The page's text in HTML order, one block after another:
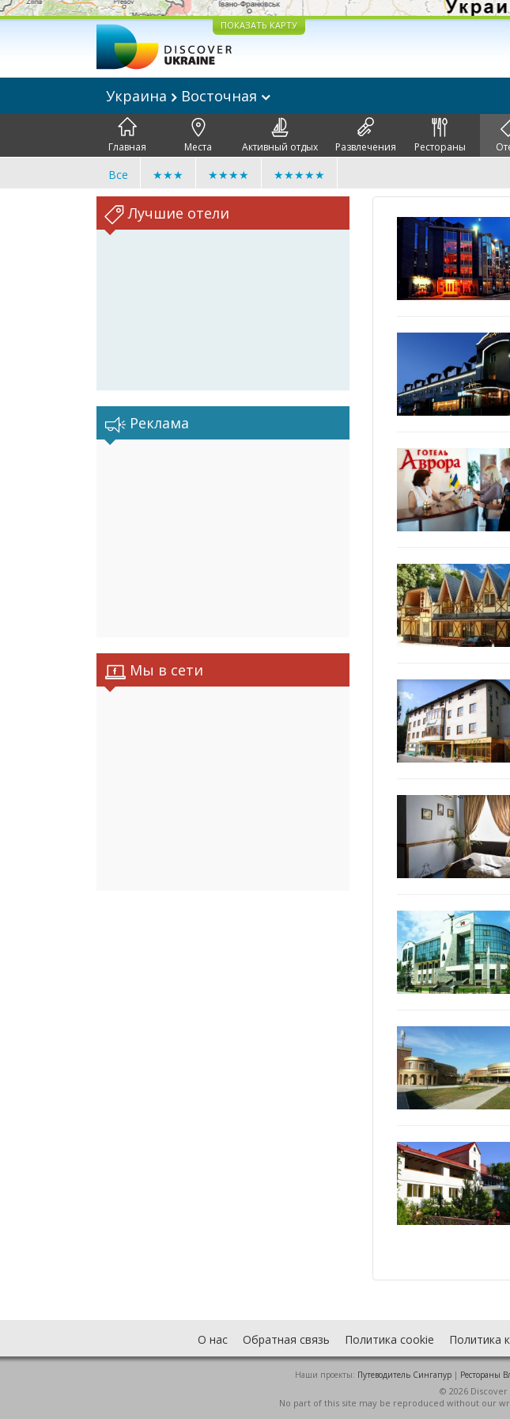
ПОКАЗАТЬ КАРТУ
Украина Восточная
Главная Места Активный отдых Развлечения Рестораны
Все ★★★ ★★★★ ★★★★★
Лучшие отели
Реклама
Мы в сети
О нас Обратная связь Политика cookie Политика
Наши проекты: Путеводитель Сингапур| Рестораны
© 2026
No part of this site may be reproduced without our